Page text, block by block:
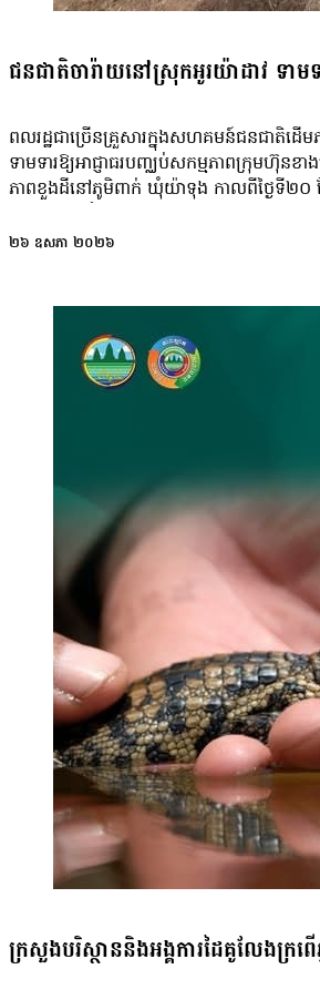
ជនជាតិចារ៉ាយនៅស្រុកអូរយ៉ាដាវ ទាមទ
ពលរដ្ឋជាច្រើនគ្រួសារក្នុងសហគមន៍ជនជាតិដើម
ទាមទារឱ្យអាជ្ញាធរបញ្ឈប់សកម្មភាពក្រុមហ៊ុន
ភាពខួងដីនៅភូមិពាក់ ឃុំយ៉ាទុង កាលពីថ្ងៃទី២០
ប្រភពទឹក។ លោកបញ្ជាក់ថា សហគមន៍ទាំងមូល ស្
មិនព្រមទេ»។ ប្រជាពលរដ្ឋម្នាក់ទៀត អាយុ ២
ឧសភានេះថា លោកបារម្ភយ៉ាងខ្លាំងពីការ
លោកឱ្យដឹងថា គ្រឿងចក្ររបស់ក្រុមហ៊ុនបានចូ
គេយកដីខ្ញុំ បើគ្មានដី ខ្ញុំអត់មានដីធ្វើចម្ការ
ពលរដ្ឋជនជាតិដើមភាគតិចរូបនេះ បានបញ្ជា
ប្រភពចំណូលសម្រាប់សងបំណុលឡើយ។ លោកបន្ថែ
រតនគិរី ដែលប្រជាកាសែតទទួលបាន ឱ្យដឹងថ
អ៊ិនវេសម៉ិន (ខេមបូឌា) ឯ.ក. សម្រាប់ប្រើប្រា
ស្នើឱ្យប្រធានក្រុមហ៊ុន ខេមបូឌាន ស៊ានចាម ឯ
ហ៊ុនដែលចុះទៅនោះ គឺមានអាជ្ញាបណ្ណ និងបណ្ណ
របស់ប្រជាពលរដ្ឋ ដែលបច្ចុប្បន្នអាជ្ញាធរ
២៦ ឧសភា ២០២៦
ក្រសួងបរិស្ថាននិងអង្គការដៃគូលែងក្រ